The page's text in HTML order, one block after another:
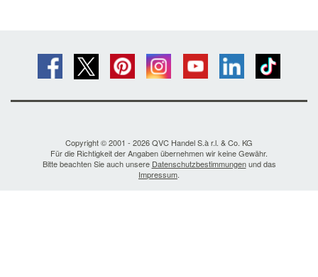
Copyright © 2001 - 2026 QVC Handel S.à r.l. & Co. KG
Für die Richtigkeit der Angaben übernehmen wir keine Gewähr.
Bitte beachten Sie auch unsere Datenschutzbestimmungenund das
Impressum.